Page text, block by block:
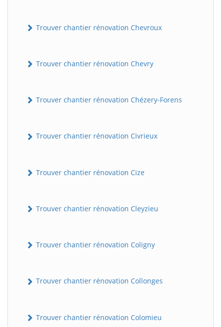
Trouver chantier rénovation Chevroux
Trouver chantier rénovation Chevry
Trouver chantier rénovation Chézery-Forens
Trouver chantier rénovation Civrieux
Trouver chantier rénovation Cize
Trouver chantier rénovation Cleyzieu
Trouver chantier rénovation Coligny
Trouver chantier rénovation Collonges
Trouver chantier rénovation Colomieu